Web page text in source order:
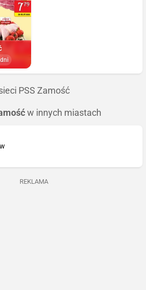
PSS Zamość
w innych miastach
REKLAMA